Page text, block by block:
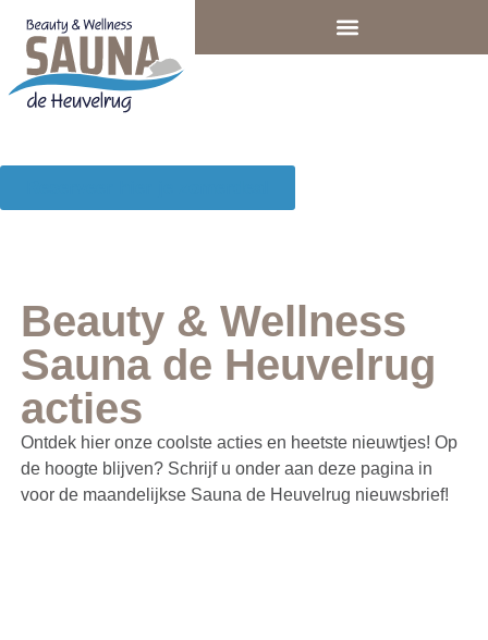
Beauty & Wellness
Sauna de Heuvelrug
acties
Ontdek hier onze coolste acties en heetste nieuwtjes! Op
de hoogte blijven? Schrijf u onder aan deze pagina in
voor de maandelijkse Sauna de Heuvelrug nieuwsbrief!